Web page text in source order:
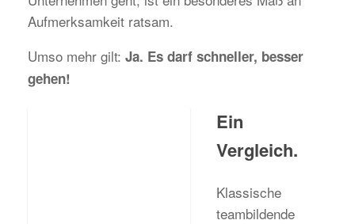
Aufmerksamkeit ratsam.
Umso mehr gilt: Ja. Es darf schneller, besser
gehen!
Ein
Vergleich.
Klassische
teambildende